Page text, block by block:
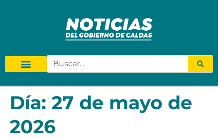
Día: 27 de mayo de
2026